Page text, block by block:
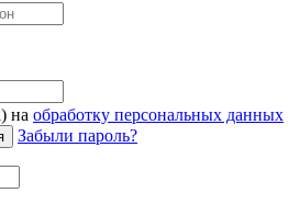
на обработку персональных данных
Забыли пароль?